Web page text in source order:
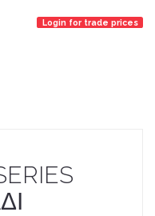
Login for trade prices